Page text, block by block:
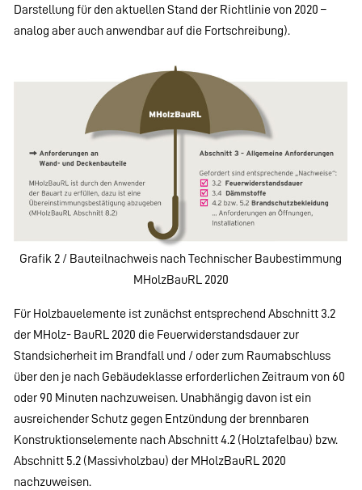
Darstellung für den aktuellen Stand der Richtlinie von 2020 –
analog aber auch anwendbar auf die Fortschreibung).
Grafik 2 / Bauteilnachweis nach Technischer Baubestimmung
MHolzBauRL 2020
Für Holzbauelemente ist zunächst entsprechend Abschnitt 3.2
der MHolz- BauRL 2020 die Feuerwiderstandsdauer zur
Standsicherheit im Brandfall und / oder zum Raumabschluss
über den je nach Gebäudeklasse erforderlichen Zeitraum von 60
oder 90 Minuten nachzuweisen. Unabhängig davon ist ein
ausreichender Schutz gegen Entzündung der brennbaren
Konstruktionselemente nach Abschnitt 4.2 (Holztafelbau) bzw.
Abschnitt 5.2 (Massivholzbau) der MHolzBauRL 2020
nachzuweisen.